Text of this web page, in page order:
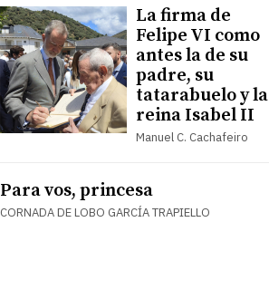
La firma de
Felipe VI como
antes la de su
padre, su
tatarabuelo y la
reina Isabel II
Manuel C. Cachafeiro
Para vos, princesa
CORNADA DE LOBO GARCÍA TRAPIELLO